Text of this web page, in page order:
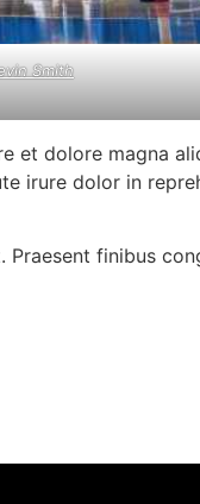
Smith
et dolore magna
irure dolor in
finibus